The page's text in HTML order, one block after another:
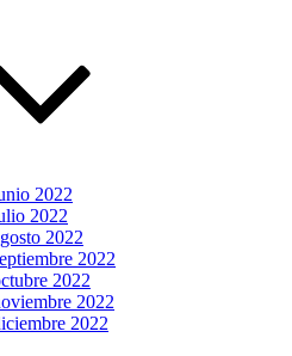
2022
2022
2022
2022
2022
2022
2022